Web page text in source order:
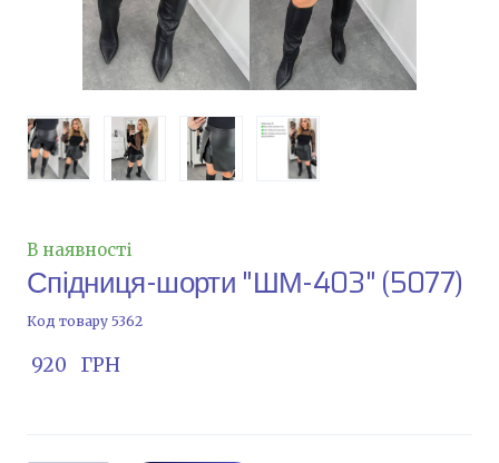
В наявності
Спідниця-шорти "ШМ-403"(5077)
Код товару 5362
920   ГРН